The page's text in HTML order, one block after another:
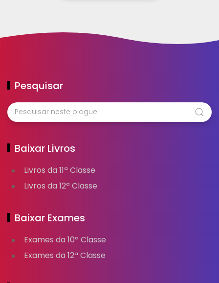
Pesquisar
Baixar Livros
Livros da 11ª Classe
Livros da 12ª Classe
Baixar Exames
Exames da 10ª Classe
Exames da 12ª Classe